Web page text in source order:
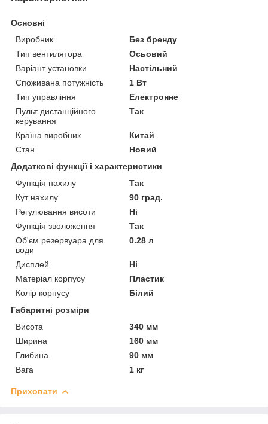
Основні
Виробник
Без бренду
Тип вентилятора
Осьовий
Варіант установки
Настільний
Споживана потужність
1 Вт
Тип управління
Електронне
Пульт дистанційного
керування
Так
Країна виробник
Китай
Стан
Новий
Додаткові функції і характеристики
Функція нахилу
Так
Кут нахилу
90 град.
Регулювання висоти
Ні
Функція зволоження
Так
Об'єм резервуара для
води
0.28 л
Дисплей
Ні
Матеріал корпусу
Пластик
Колір корпусу
Білий
Габаритні розміри
Висота
340 мм
Ширина
160 мм
Глибина
90 мм
Вага
1 кг
Приховати